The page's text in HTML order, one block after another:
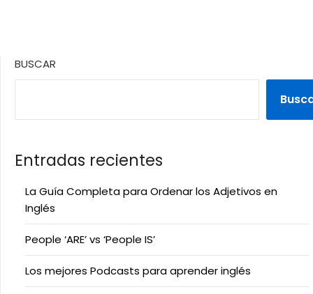
BUSCAR
Entradas recientes
La Guía Completa para Ordenar los Adjetivos en
Inglés
People ‘ARE’ vs ‘People IS’
Los mejores Podcasts para aprender inglés